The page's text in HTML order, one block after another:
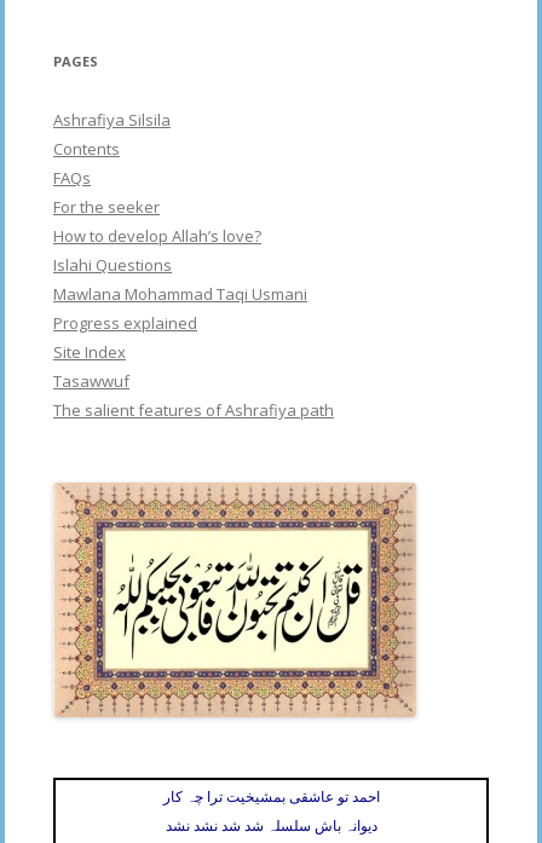
PAGES
Ashrafiya Silsila
Contents
FAQs
For the seeker
How to develop Allah’s love?
Islahi Questions
Mawlana Mohammad Taqi Usmani
Progress explained
Site Index
Tasawwuf
The salient features of Ashrafiya path
احمد تو عاشقی بمشیخیت ترا چہ کار
دیوانہ باش سلسلہ شد شد نشد نشد